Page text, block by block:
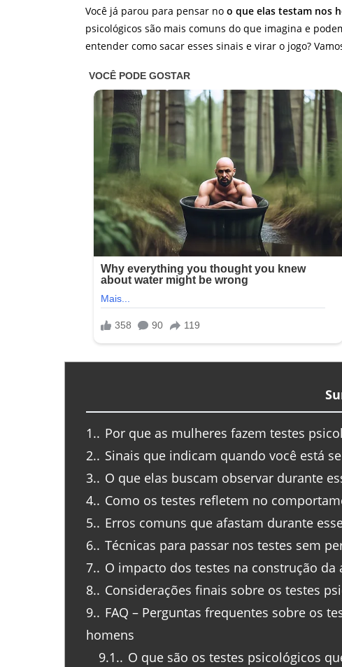
Você já parou para pensar no o que elas testam nos
psicológicos são mais comuns do que imagina e
entender como sacar esses sinais e virar o jogo?
1. Por que as mulheres fazem testes
2. Sinais que indicam quando você está
3. O que elas buscam observar durante
4. Como os testes refletem no
5. Erros comuns que afastam durante
6. Técnicas para passar nos testes sem
7. O impacto dos testes na construção da
8. Considerações finais sobre os testes
9. FAQ – Perguntas frequentes sobre os
homens
9.1. O que são os testes psicológicos